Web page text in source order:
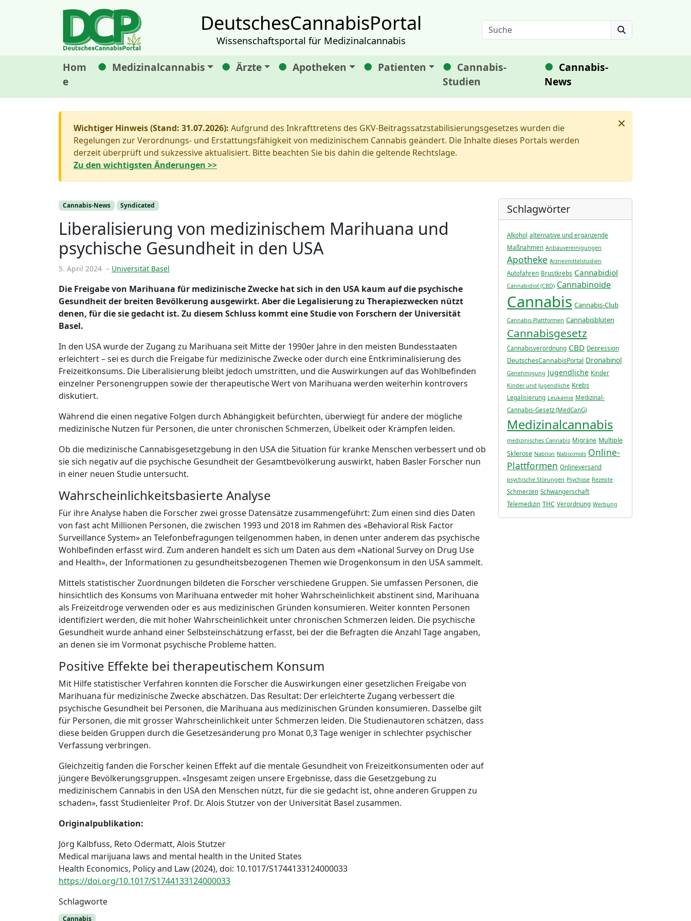
DeutschesCannabisPortal
Wissenschaftsportal für Medizinalcannabis Search
Hom
e
Medizinalcannabis Ärzte Apotheken Patienten
Cannabis-
Studien
Cannabis-
News
×
Wichtiger Hinweis (Stand: 31.07.2026): Aufgrund des Inkrafttretens des GKV-Beitragssatzstabilisierungsgesetzes wurden die
Regelungen zur Verordnungs- und Erstattungsfähigkeit von medizinischem Cannabis geändert. Die Inhalte dieses Portals werden
derzeit überprüft und sukzessive aktualisiert. Bitte beachten Sie bis dahin die geltende Rechtslage.
Zu den wichtigsten Änderungen >>
Cannabis-News Syndicated
Liberalisierung von medizinischem Marihuana und
psychische Gesundheit in den USA
5. April 2024 – Universität Basel
Die Freigabe von Marihuana für medizinische Zwecke hat sich in den USA kaum auf die psychische
Gesundheit der breiten Bevölkerung ausgewirkt. Aber die Legalisierung zu Therapiezwecken nützt
denen, für die sie gedacht ist. Zu diesem Schluss kommt eine Studie von Forschern der Universität
Basel.
In den USA wurde der Zugang zu Marihuana seit Mitte der 1990er Jahre in den meisten Bundesstaaten
erleichtert – sei es durch die Freigabe für medizinische Zwecke oder durch eine Entkriminalisierung des
Freizeitkonsums. Die Liberalisierung bleibt jedoch umstritten, und die Auswirkungen auf das Wohlbefinden
einzelner Personengruppen sowie der therapeutische Wert von Marihuana werden weiterhin kontrovers
diskutiert.
Während die einen negative Folgen durch Abhängigkeit befürchten, überwiegt für andere der mögliche
medizinische Nutzen für Personen, die unter chronischen Schmerzen, Übelkeit oder Krämpfen leiden.
Ob die medizinische Cannabisgesetzgebung in den USA die Situation für kranke Menschen verbessert und ob
sie sich negativ auf die psychische Gesundheit der Gesamtbevölkerung auswirkt, haben Basler Forscher nun
in einer neuen Studie untersucht.
Wahrscheinlichkeitsbasierte Analyse
Für ihre Analyse haben die Forscher zwei grosse Datensätze zusammengeführt: Zum einen sind dies Daten
von fast acht Millionen Personen, die zwischen 1993 und 2018 im Rahmen des «Behavioral Risk Factor
Surveillance System» an Telefonbefragungen teilgenommen haben, in denen unter anderem das psychische
Wohlbefinden erfasst wird. Zum anderen handelt es sich um Daten aus dem «National Survey on Drug Use
and Health», der Informationen zu gesundheitsbezogenen Themen wie Drogenkonsum in den USA sammelt.
Mittels statistischer Zuordnungen bildeten die Forscher verschiedene Gruppen. Sie umfassen Personen, die
hinsichtlich des Konsums von Marihuana entweder mit hoher Wahrscheinlichkeit abstinent sind, Marihuana
als Freizeitdroge verwenden oder es aus medizinischen Gründen konsumieren. Weiter konnten Personen
identifiziert werden, die mit hoher Wahrscheinlichkeit unter chronischen Schmerzen leiden. Die psychische
Gesundheit wurde anhand einer Selbsteinschätzung erfasst, bei der die Befragten die Anzahl Tage angaben,
an denen sie im Vormonat psychische Probleme hatten.
Positive Effekte bei therapeutischem Konsum
Mit Hilfe statistischer Verfahren konnten die Forscher die Auswirkungen einer gesetzlichen Freigabe von
Marihuana für medizinische Zwecke abschätzen. Das Resultat: Der erleichterte Zugang verbessert die
psychische Gesundheit bei Personen, die Marihuana aus medizinischen Gründen konsumieren. Dasselbe gilt
für Personen, die mit grosser Wahrscheinlichkeit unter Schmerzen leiden. Die Studienautoren schätzen, dass
diese beiden Gruppen durch die Gesetzesänderung pro Monat 0,3 Tage weniger in schlechter psychischer
Verfassung verbringen.
Gleichzeitig fanden die Forscher keinen Effekt auf die mentale Gesundheit von Freizeitkonsumenten oder auf
jüngere Bevölkerungsgruppen. «Insgesamt zeigen unsere Ergebnisse, dass die Gesetzgebung zu
medizinischem Cannabis in den USA den Menschen nützt, für die sie gedacht ist, ohne anderen Gruppen zu
schaden», fasst Studienleiter Prof. Dr. Alois Stutzer von der Universität Basel zusammen.
Originalpublikation:
Jörg Kalbfuss, Reto Odermatt, Alois Stutzer
Medical marijuana laws and mental health in the United States
Health Economics, Policy and Law (2024), doi: 10.1017/S1744133124000033
https://doi.org/10.1017/S1744133124000033
Schlagworte
Cannabis
Schlagwörter
Alkohol alternative und ergänzende
Maßnahmen Anbauvereinigungen
Apotheke Arzneimittelstudien
Autofahren Brustkrebs Cannabidiol
Cannabidiol (CBD) Cannabinoide
Cannabis Cannabis-Club
Cannabis-Plattformen Cannabisblüten
Cannabisgesetz
Cannabisverordnung CBD Depression
DeutschesCannabisPortal Dronabinol
Genehmigung Jugendliche Kinder
Kinder und Jugendliche Krebs
Legalisierung Leukämie Medizinal-
Cannabis-Gesetz (MedCanG)
Medizinalcannabis
medizinisches Cannabis Migräne Multiple
Sklerose Nabilon Nabiximols Online-
Plattformen Onlineversand
psychische Störungen Psychose Rezepte
Schmerzen Schwangerschaft
Telemedizin THC Verordnung Werbung